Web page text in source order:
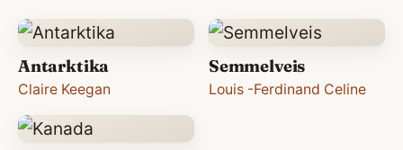
Antarktika
Claire Keegan
Semmelveis
Louis -Ferdinand Celine